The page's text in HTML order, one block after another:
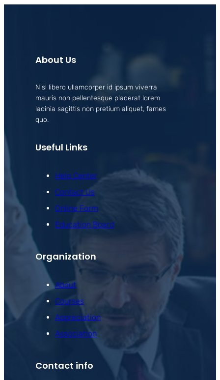
About Us
Nisl libero ullamcorper id ipsum viverra
mauris non pellentesque placerat lorem
lacinia sagittis non pretium aliquet, fames
quo.
Useful Links
Help Center
Contact Us
Online Form
Education Board
Organization
About
Courses
Appreciation
Association
Contact info